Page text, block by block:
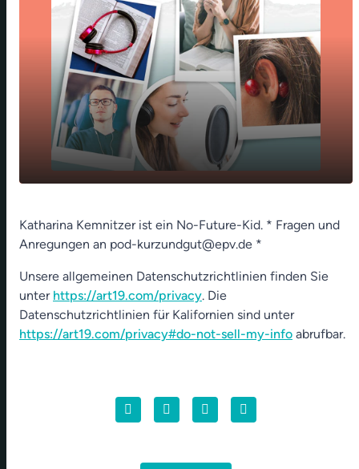
play_arrow Tod für mein Problem
00:00
Katharina Kemnitzer ist ein No-Future-Kid. * Fragen und
Anregungen an pod-kurzundgut@epv.de *
Unsere allgemeinen Datenschutzrichtlinien finden Sie
unter https://art19.com/privacy. Die
Datenschutzrichtlinien für Kalifornien sind unter
https://art19.com/privacy#do-not-sell-my-info abrufbar.